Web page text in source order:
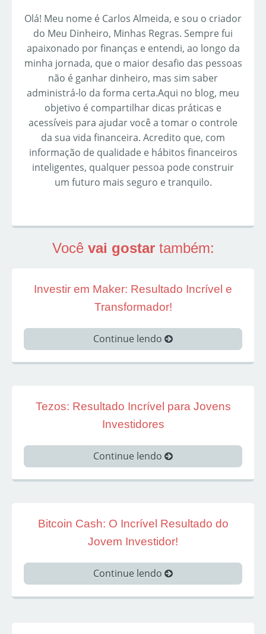
Olá! Meu nome é Carlos Almeida, e sou o criador
do Meu Dinheiro, Minhas Regras. Sempre fui
apaixonado por finanças e entendi, ao longo da
minha jornada, que o maior desafio das pessoas
não é ganhar dinheiro, mas sim saber
administrá-lo da forma certa.Aqui no blog, meu
objetivo é compartilhar dicas práticas e
acessíveis para ajudar você a tomar o controle
da sua vida financeira. Acredito que, com
informação de qualidade e hábitos financeiros
inteligentes, qualquer pessoa pode construir
um futuro mais seguro e tranquilo.
Você vai gostartambém:
Investir em Maker: Resultado Incrível e
Transformador!
Continue lendo
Tezos: Resultado Incrível para Jovens
Investidores
Continue lendo
Bitcoin Cash: O Incrível Resultado do
Jovem Investidor!
Continue lendo